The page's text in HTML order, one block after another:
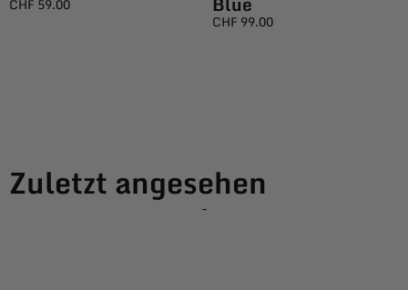
CHF 59.00
CHF 99.00
Zuletzt angesehen
-